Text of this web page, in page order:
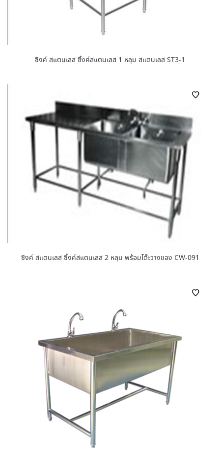
ซิงค์ สแตนเลส ซิ้งค์สแตนเลส 1 หลุม สแตนเลส ST3-1
ซิงค์ สแตนเลส ซิ้งค์สแตนเลส 2 หลุม พร้อมโต๊ะวางของ CW-091